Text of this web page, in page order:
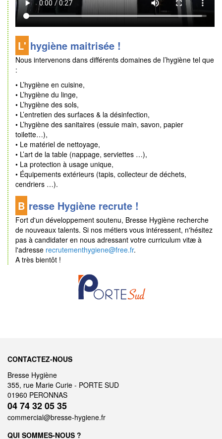
L'hygiène maitrisée !
Nous intervenons dans différents domaines de l’hygiène tel que
:
• L’hygiène en cuisine,
• L’hygiène du linge,
• L’hygiène des sols,
• L’entretien des surfaces & la désinfection,
• L’hygiène des sanitaires (essuie main, savon, papier
toilette…),
• Le matériel de nettoyage,
• L’art de la table (nappage, serviettes …),
• La protection à usage unique,
• Équipements extérieurs (tapis, collecteur de déchets,
cendriers …).
Bresse Hygiène recrute !
Fort d'un développement soutenu, Bresse Hygiène recherche
de nouveaux talents. Si nos métiers vous intéressent, n'hésitez
pas à candidater en nous adressant votre curriculum vitæ à
l'adresse recrutementhygiene@free.fr.
A très bientôt !
CONTACTEZ-NOUS
Bresse Hygiène
355, rue Marie Curie - PORTE SUD
01960 PERONNAS
04 74 32 05 35
commercial@bresse-hygiene.fr
QUI SOMMES-NOUS ?